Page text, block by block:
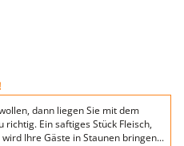
dann liegen Sie mit dem
richtig. Ein saftiges Stück Fleisch,
Ihre Gäste in Staunen bringen...